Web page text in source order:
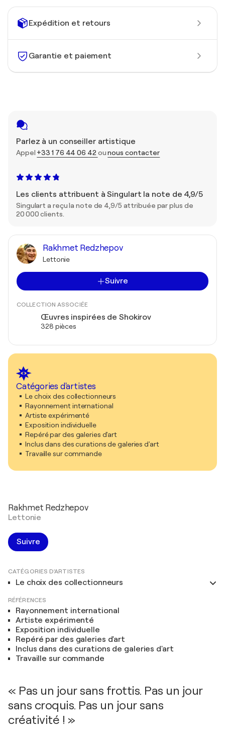
Expédition et retours
Garantie et paiement
Parlez à un conseiller artistique
Appel +33 1 76 44 06 42 ounous contacter
Les clients attribuent à Singulart la note de 4,9/5
Singulart a reçu la note de 4,9/5 attribuée par plus de
20 000 clients.
Rakhmet Redzhepov
Lettonie
Suivre
COLLECTION ASSOCIÉE
Œuvres inspirées de Shokirov
328 pièces
Catégories d'artistes
Le choix des collectionneurs
Rayonnement international
Artiste expérimenté
Exposition individuelle
Repéré par des galeries d'art
Inclus dans des curations de galeries d'art
Travaille sur commande
Rakhmet Redzhepov
Lettonie
Suivre
CATÉGORIES D'ARTISTES
Le choix des collectionneurs
RÉFÉRENCES
Rayonnement international
Artiste expérimenté
Exposition individuelle
Repéré par des galeries d'art
Inclus dans des curations de galeries d'art
Travaille sur commande
« Pas un jour sans frottis. Pas un jour
sans croquis. Pas un jour sans
créativité ! »